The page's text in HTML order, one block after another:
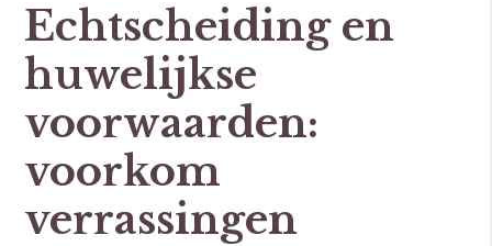
Echtscheiding en
huwelijkse
voorwaarden:
voorkom
verrassingen